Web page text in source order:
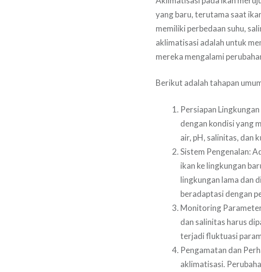
yang baru, terutama saat
memiliki perbedaan suhu,
aklimatisasi adalah untuk
mereka mengalami
Berikut adalah tahapan
Persiapan
dengan kondisi yang
air, pH, salinitas, dan
Sistem Pengenalan:
ikan ke lingkungan
lingkungan lama dan
beradaptasi dengan
Monitoring
dan salinitas harus
terjadi fluktuasi
Pengamatan dan
aklimatisasi.